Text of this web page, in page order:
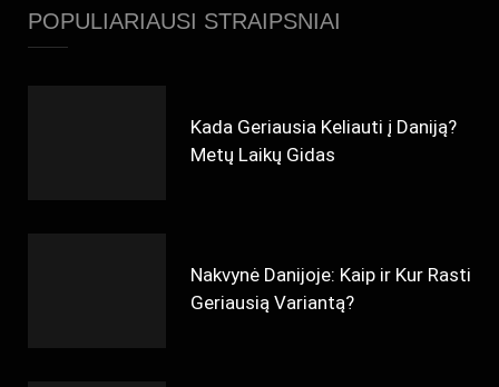
POPULIARIAUSI STRAIPSNIAI
Kada Geriausia Keliauti į Daniją?
Metų Laikų Gidas
Nakvynė Danijoje: Kaip ir Kur Rasti
Geriausią Variantą?